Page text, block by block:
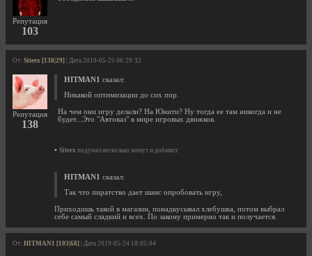
Репутация
103
От: Siteex [138|29] | Дата 2019-05-25 06:29:32
Репутация
138
HITMAN1 сказал:
Никакой оптимизации до сих пор.
На чем они игру делали? На Юнити? Ну тогда ее там никогда и не
будет...Это "Автоваз" в мире игровых движков.
• Siteex подумал несколько минут и добавил:
HITMAN1 сказал:
Так что пиратство дает шанс опробовать игру,
Приходишь такой в магазин, понадкусывал хлебушка, потом выбрал
себе самый сладкий и всех. По закону примерно так и получается.
От: HITMAN1 [103|68] | Дата 2019-05-24 18:05:04